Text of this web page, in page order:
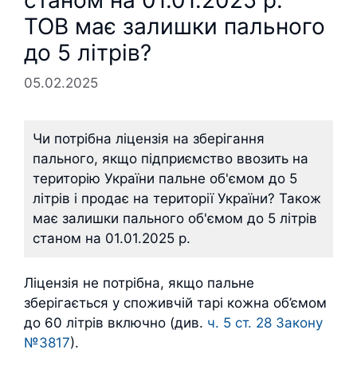
ТОВ має залишки пального
до 5 літрів?
05.02.2025
Чи потрібна ліцензія на зберігання
пального, якщо підприємство ввозить на
територію України пальне об'ємом до 5
літрів і продає на території України? Також
має залишки пального об'ємом до 5 літрів
станом на 01.01.2025 р.
Ліцензія не потрібна, якщо пальне
зберігається у споживчій тарі кожна об’ємом
до 60 літрів включно (див. ч. 5 ст. 28 Закону
№3817).